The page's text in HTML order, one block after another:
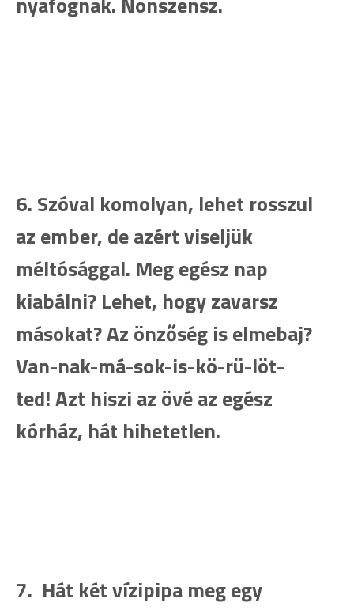
6. Szóval komolyan, lehet rosszul
az ember, de azért viseljük
méltósággal. Meg egész nap
kiabálni? Lehet, hogy zavarsz
másokat? Az önzőség is elmebaj?
Van-nak-má-sok-is-kö-rü-löt-
ted! Azt hiszi az övé az egész
kórház, hát hihetetlen.
7. Hát két vízipipa meg egy